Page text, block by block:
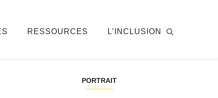
RESSOURCES L’INCLUSION
PORTRAIT